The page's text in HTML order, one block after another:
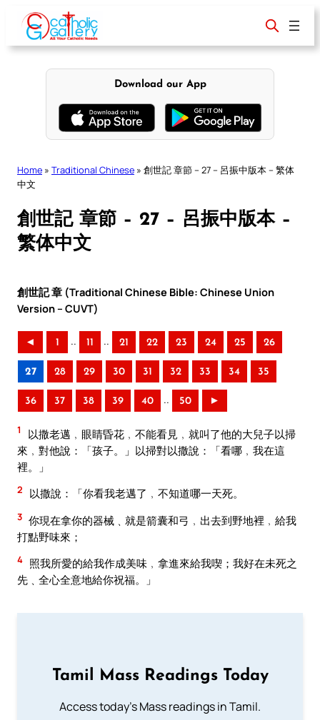
content
Download our App
Home » Traditional Chinese » 創世記 章節 – 27 – 呂振中版本 – 繁体
中文
創世記 章節 – 27 – 呂振中版本 –
繁体中文
創世記 章 (Traditional Chinese Bible: Chinese Union
Version – CUVT)
◄ 1 .. 11 .. 21 22 23 24 25 26
27 28 29 30 31 32 33 34 35
36 37 38 39 40 .. 50 ►
1
以撒老邁﹐眼睛昏花﹐不能看見﹐就叫了他的大兒子以掃
來﹐對他說：「孩子。」以掃對以撒說：「看哪﹐我在這
裡。」
2 以撒說：「你看我老邁了﹐不知道哪一天死。
3 你現在拿你的器械﹑就是箭囊和弓﹐出去到野地裡﹐給我
打點野味來；
4 照我所愛的給我作成美味﹐拿進來給我喫；我好在未死之
先﹑全心全意地給你祝福。」
Tamil Mass Readings Today
Access today's Mass readings in Tamil.